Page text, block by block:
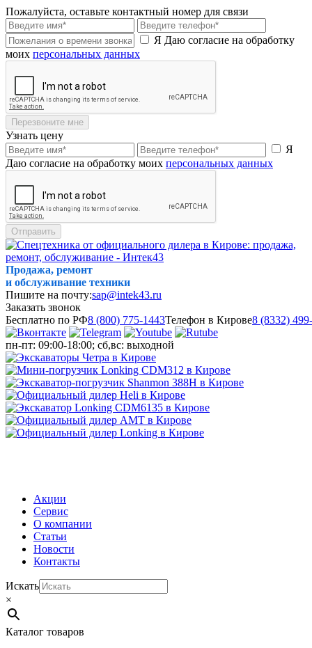
Пожалуйста, оставьте контактный номер для связи
Я Даю согласие на обработку
моих персональных данных
Перезвоните мне
Узнать цену
Я
Даю согласие на обработку моих персональных данных
Отправить
Продажа, ремонт
и обслуживание техники
Пишите на почту:sap@intek43.ru
Заказать звонок
Бесплатно по РФ8 (800) 775-1443Телефон в Кирове8 (8332)
пн-пт: 09:00-18:00; сб,вс: выходной
Акции
Сервис
О компании
Статьи
Новости
Контакты
Искать
×
Каталог товаров